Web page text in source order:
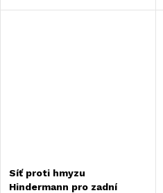
panty. Vhodná pro stěny
Síť proti hmyzu
Hindermann pro zadní